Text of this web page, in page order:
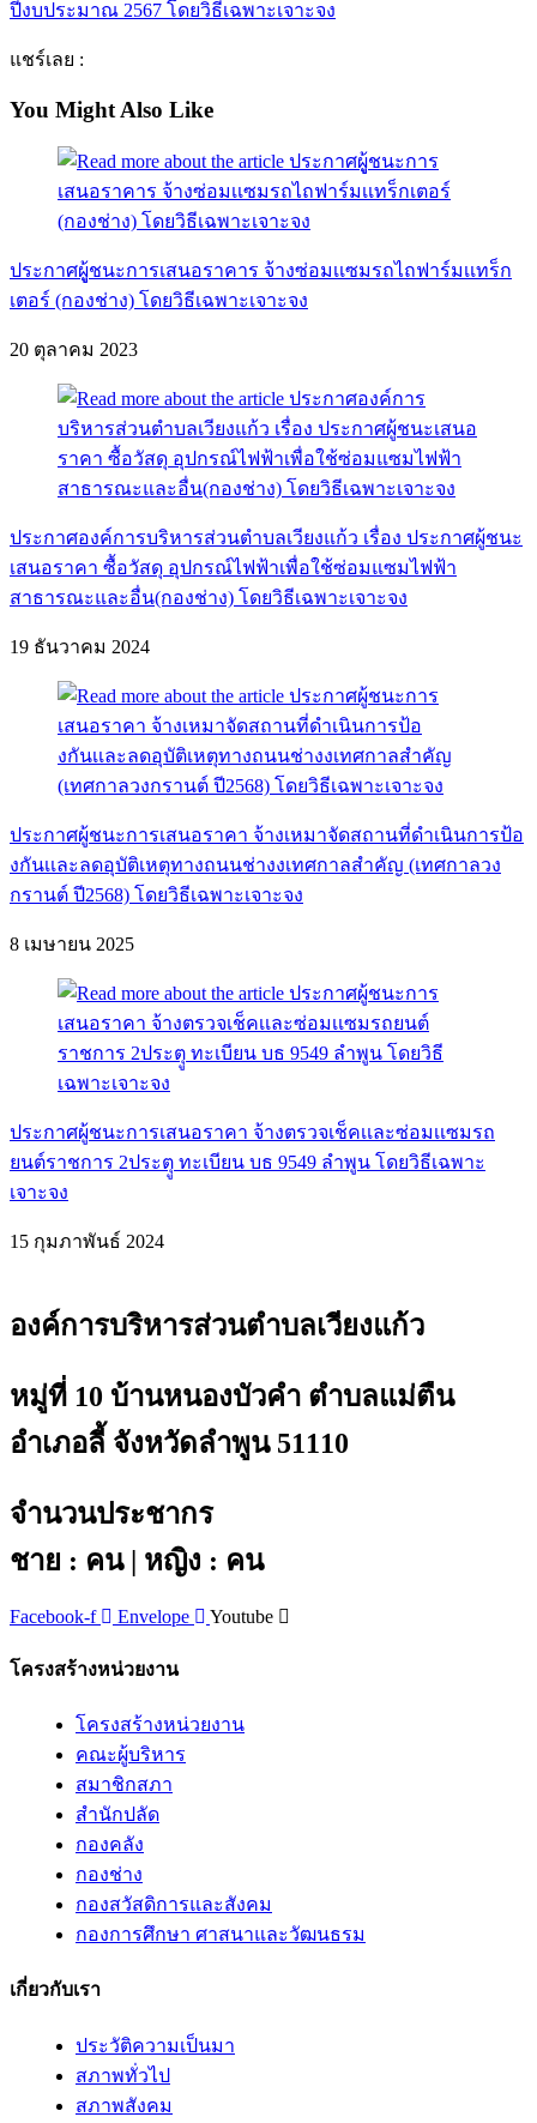
ปีงบประมาณ 2567 โดยวิธีเฉพาะเจาะจง
แชร์เลย :
You Might Also Like
ประกาศผูู้ชนะการเสนอราคาร จ้างซ่อมเเซมรถไถฟาร์มเเทร็ก
เตอร์ (กองช่าง) โดยวิธีเฉพาะเจาะจง
20 ตุลาคม 2023
ประกาศองค์การบริหารส่วนตำบลเวียงแก้ว เรื่อง ประกาศผู้ชนะ
เสนอราคา ซื้อวัสดุ อุปกรณ์ไฟฟ้าเพื่อใช้ซ่อมแซมไฟฟ้า
สาธารณะและอื่น(กองช่าง) โดยวิธีเฉพาะเจาะจง
19 ธันวาคม 2024
ประกาศผู้ชนะการเสนอราคา จ้างเหมาจัดสถานที่ดำเนินการป้อ
งกันเเละลดอุบัติเหตุทางถนนช่างงเทศกาลสำคัญ (เทศกาลวง
กรานต์ ปี2568) โดยวิธีเฉพาะเจาะจง
8 เมษายน 2025
ประกาศผู้ชนะการเสนอราคา จ้างตรวจเช็คเเละซ่อมเเซมรถ
ยนต์ราชการ 2ประตุู ทะเบียน บธ 9549 ลำพูน โดยวิธีเฉพาะ
เจาะจง
15 กุมภาพันธ์ 2024
องค์การบริหารส่วนตำบลเวียงแก้ว
หมู่ที่ 10 บ้านหนองบัวคำ ตำบลแม่ตืน
อำเภอลี้ จังหวัดลำพูน 51110
จำนวนประชากร
ชาย : คน | หญิง : คน
Facebook-f Envelope Youtube
โครงสร้างหน่วยงาน
โครงสร้างหน่วยงาน
คณะผู้บริหาร
สมาชิกสภา
สำนักปลัด
กองคลัง
กองช่าง
กองสวัสดิการและสังคม
กองการศึกษา ศาสนาและวัฒนธรม
เกี่ยวกับเรา
ประวัติความเป็นมา
สภาพทั่วไป
สภาพสังคม